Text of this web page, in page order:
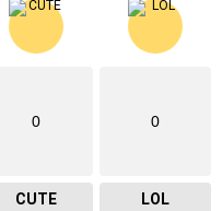
0
CUTE
0
LOL